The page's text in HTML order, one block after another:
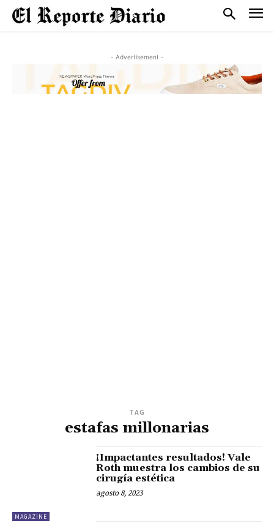
- Advertisement -
TAG
estafas millonarias
MAGAZINE
¡Impactantes resultados! Vale
Roth muestra los cambios de su
cirugía estética
agosto 8, 2023